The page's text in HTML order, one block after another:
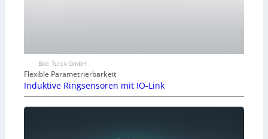
Bild: Turck GmbH
Flexible Parametrierbarkeit
Induktive Ringsensoren mit IO-Link